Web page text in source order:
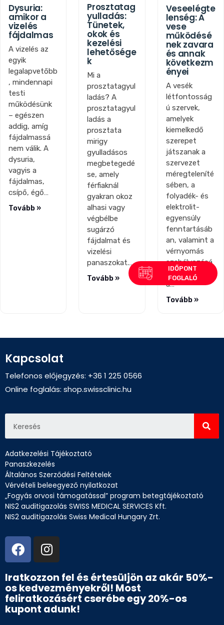
Dysuria:
amikor a
vizelés
fájdalmas
A vizelés az
egyik
legalapvetőbb
, mindennapi
testi
működésünk
– egészen
addig, amíg
fájdalmassá
nem válik. A
dysuria,
vagyis a
fájdalmas,
csípő, égő…
Tovább »
Prosztatag
yulladás:
Tünetek,
okok és
kezelési
lehetősége
k
Mi a
prosztatagyul
ladás? A
prosztatagyul
ladás a
prosztata
mirigy
gyulladásos
megbetegedé
se, amely
férfiaknál
gyakran okoz
alhasi vagy
végbélbe
sugárzó
fájdalmat és
vizelési
panaszokat.…
Tovább »
Veseelégte
lenség: A
vese
működésé
nek zavara
és annak
következm
ényei
A vesék
létfontosság
ú szervek,
amelyek
kiemelkedő
szerepet
játszanak a
szervezet
méregteleníté
sében, a
folyadék- és
elektrolit-
egyensúly
fenntartásáb
an, valamint a
vérnyomás
szabályozásá
ban. Amikor
a…
Tovább »
Kapcsolat
Telefonos előjegyzés: +36 1 225 0566
Online foglalás: shop.swissclinic.hu
Adatkezelési Tájékoztató
Panaszkezelés
Általános Szerződési Feltételek
Vérvételi beleegyező nyilatkozat
„Fogyás orvosi támogatással” program betegtájékoztató
NIS2 auditigazolás SWISS MEDICAL SERVICES Kft.
NIS2 auditigazolás Swiss Medical Hungary Zrt.
Iratkozzon fel és értesüljön az akár 50%-
os kedvezményekről! Most
feliratkozásért cserébe egy 20%-os
kupont adunk!